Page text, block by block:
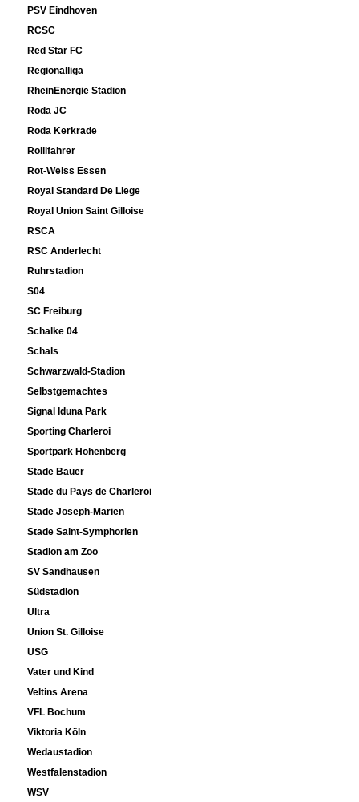
PSV Eindhoven
RCSC
Red Star FC
Regionalliga
RheinEnergie Stadion
Roda JC
Roda Kerkrade
Rollifahrer
Rot-Weiss Essen
Royal Standard De Liege
Royal Union Saint Gilloise
RSCA
RSC Anderlecht
Ruhrstadion
S04
SC Freiburg
Schalke 04
Schals
Schwarzwald-Stadion
Selbstgemachtes
Signal Iduna Park
Sporting Charleroi
Sportpark Höhenberg
Stade Bauer
Stade du Pays de Charleroi
Stade Joseph-Marien
Stade Saint-Symphorien
Stadion am Zoo
SV Sandhausen
Südstadion
Ultra
Union St. Gilloise
USG
Vater und Kind
Veltins Arena
VFL Bochum
Viktoria Köln
Wedaustadion
Westfalenstadion
WSV